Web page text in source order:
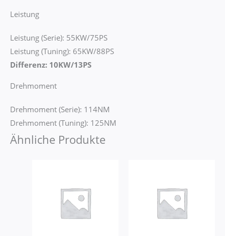
Leistung
Leistung (Serie): 55KW/75PS
Leistung (Tuning): 65KW/88PS
Differenz: 10KW/13PS
Drehmoment
Drehmoment (Serie): 114NM
Drehmoment (Tuning): 125NM
Ähnliche Produkte